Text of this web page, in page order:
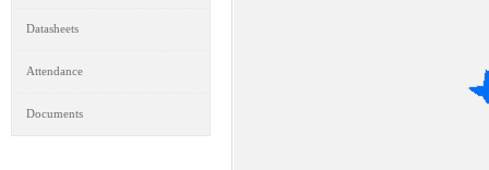
Datasheets
Attendance
Documents